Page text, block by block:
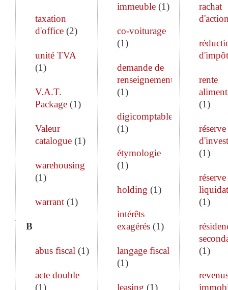
taxation
d'office (2)
unité TVA
(1)
V.A.T.
Package (1)
Valeur
catalogue (1)
warehousing
(1)
warrant (1)
B
abus fiscal (1)
acte double
(1)
immeuble(1)
co-voiturage
(1)
demande de
renseignements
(1)
digicomptable
(1)
étymologie
(1)
holding (1)
intérêts
exagérés(1)
langage fiscal
(1)
leasing (1)
rachat
d'impôt
rente
(1)
réserve
(1)
(1)
(1)